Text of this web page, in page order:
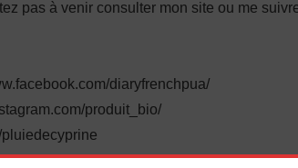
pas à venir consulter mon site ou me
diaryfrenchpua/
produit_bio/
pluiedecyprine
Youtube :